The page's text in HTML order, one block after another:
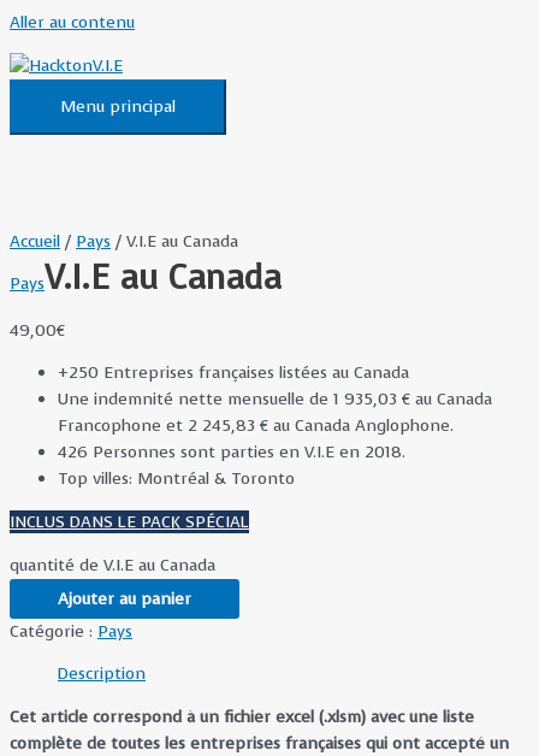
Aller au contenu
Menu principal
Accueil / Pays / V.I.E au Canada
PaysV.I.E au Canada
49,00€
+250 Entreprises françaises listées au Canada
Une indemnité nette mensuelle de 1 935,03 € au Canada
Francophone et 2 245,83 € au Canada Anglophone.
426 Personnes sont parties en V.I.E en 2018.
Top villes: Montréal & Toronto
INCLUS DANS LE PACK SPÉCIAL
quantité de V.I.E au Canada
Ajouter au panier
Catégorie : Pays
Description
Cet article correspond à un fichier excel (.xlsm) avec une liste
complète de toutes les entreprises françaises qui ont accepté un